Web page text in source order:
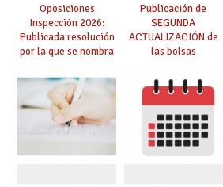
Oposiciones
Inspección 2026:
Publicada resolución
por la que se nombra
prácticas, se regulan
dichas prácticas y se
convoca acto público
de adjudicación
Publicación de
SEGUNDA
ACTUALIZACIÓN de
las bolsas
Cuerpo de Maestros
de especialidades
convocadas a
oposición